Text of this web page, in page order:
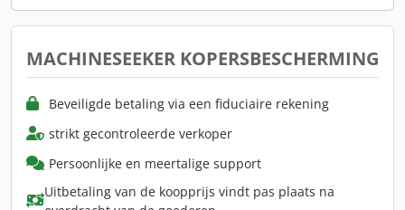
MACHINESEEKER KOPERSBESCHERMING
Beveiligde betaling via een fiduciaire rekening
strikt gecontroleerde verkoper
Persoonlijke en meertalige support
Uitbetaling van de koopprijs vindt pas plaats na